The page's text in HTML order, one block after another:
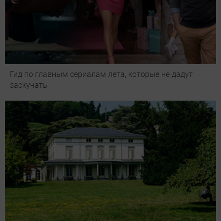
Гид по главным сериалам лета, которые не дадут
заскучать